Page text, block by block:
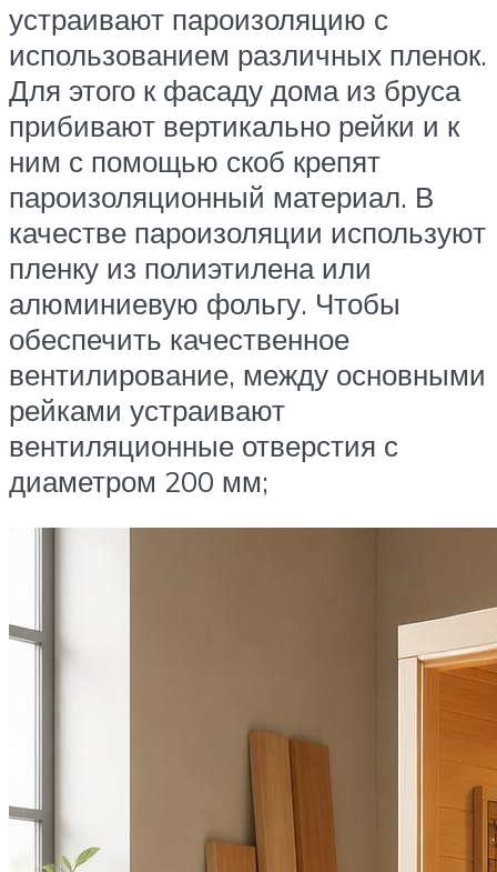
устраивают пароизоляцию с
использованием различных пленок.
Для этого к фасаду дома из бруса
прибивают вертикально рейки и к
ним с помощью скоб крепят
пароизоляционный материал. В
качестве пароизоляции используют
пленку из полиэтилена или
алюминиевую фольгу. Чтобы
обеспечить качественное
вентилирование, между основными
рейками устраивают
вентиляционные отверстия с
диаметром 200 мм;